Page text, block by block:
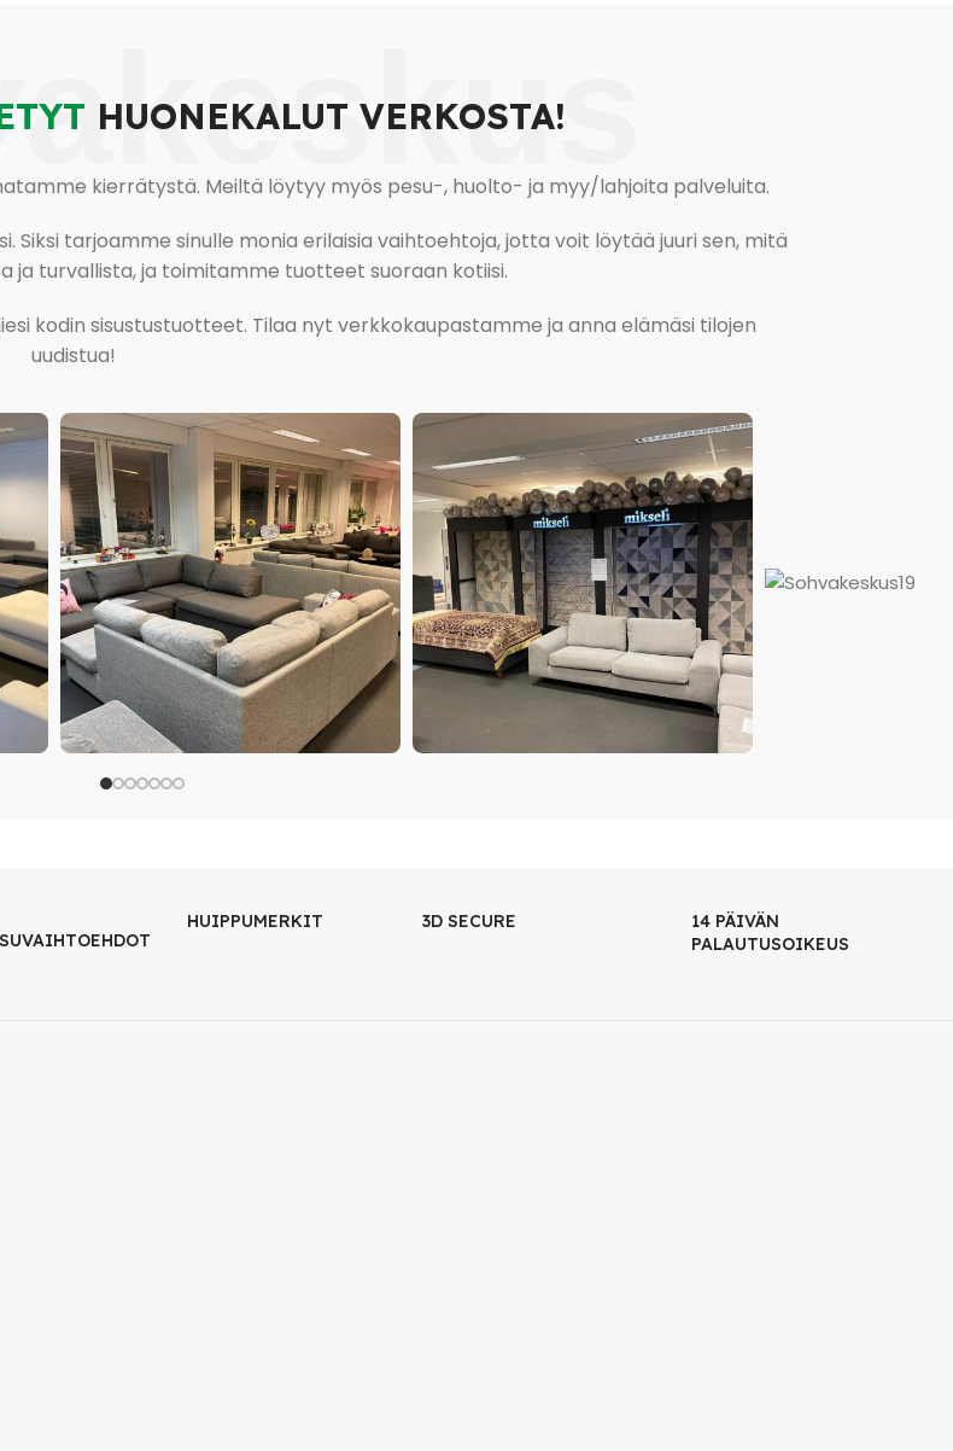
HUONEKALUT VERKOSTA!
kierrätystä. Meiltä löytyy myös pesu-, huolto- ja myy/lahjoita palveluita.
Siksi tarjoamme sinulle monia erilaisia vaihtoehtoja, jotta voit löytää juuri sen, mitä
ja turvallista, ja toimitamme tuotteet suoraan kotiisi.
kodin sisustustuotteet. Tilaa nyt verkkokaupastamme ja anna elämäsi tilojen
uudistua!
HUIPPUMERKIT 3D SECURE
14 PÄIVÄN
PALAUTUSOIKEUS